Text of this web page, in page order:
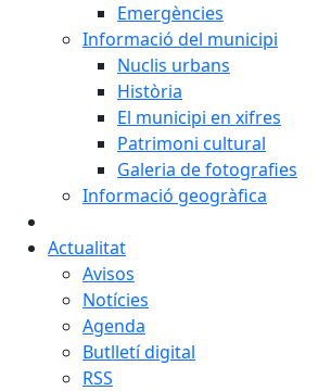
Emergències
Informació del municipi
Nuclis urbans
Història
El municipi en xifres
Patrimoni cultural
Galeria de fotografies
Informació geogràfica
Actualitat
Avisos
Notícies
Agenda
Butlletí digital
RSS